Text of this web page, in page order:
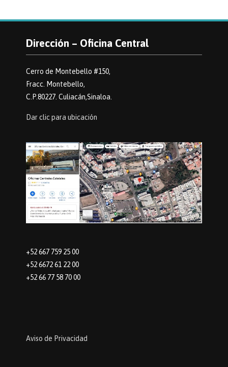
Dirección – Oficina Central
Cerro de Montebello #150,
Fracc. Montebello,
C.P.80227. Culiacán,Sinaloa.
Dar clic para ubicación
+52 667 759 25 00
+52 6672 61 22 00
+52 66 77 58 70 00
Aviso de Privacidad